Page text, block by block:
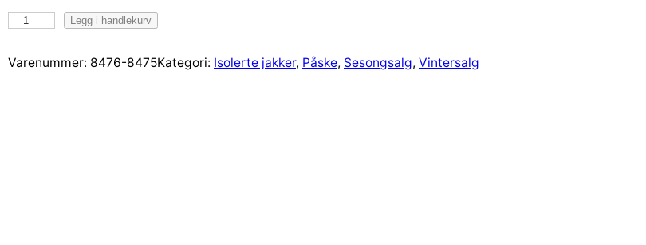
b
Legg i handlekurv
Varenummer: 8476-8475Kategori: Isolerte jakker, Påske, Sesongsalg, Vintersalg